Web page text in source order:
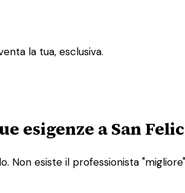
la tua, esclusiva.
esigenze a San
esiste il professionista